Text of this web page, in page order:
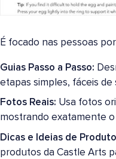
É focado nas pessoas
Guias Passo a Passo:
etapas simples, fáceis
Fotos Reais: Usa fotos
mostrando exatamente o
Dicas e Ideias de
produtos da Castle Arts